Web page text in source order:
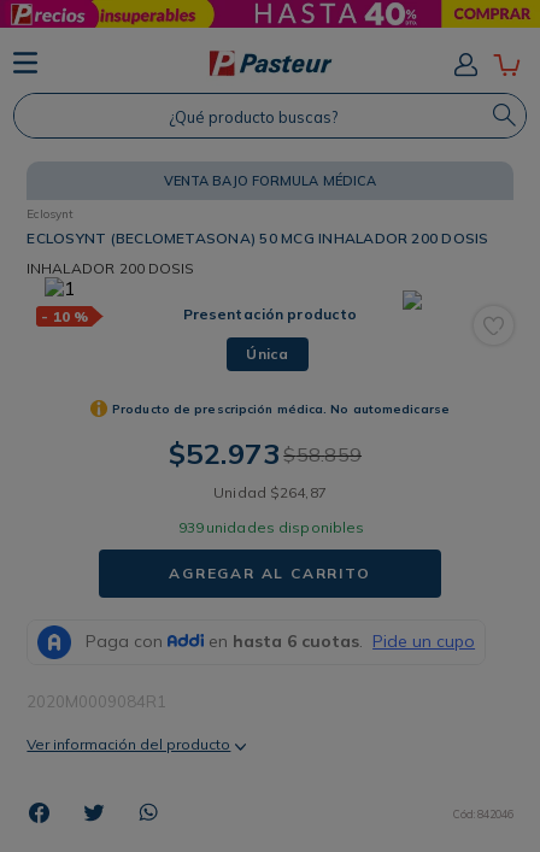
¿Qué producto buscas?
VENTA BAJO FORMULA MÉDICA
Eclosynt
ECLOSYNT (BECLOMETASONA) 50 MCG INHALADOR 200 DOSIS
INHALADOR 200 DOSIS
- 10 % Presentación producto
Única
Producto de prescripción médica. No automedicarse
$52.973 $58.859
Unidad $264 87
939 unidades disponibles
AGREGAR AL CARRITO
2020M0009084R1
Ver información del producto
Cód:842046
TÉRMINOS MÁS BUSCADOS
1. Protector Solar
2. Shampoo
4. Savvy